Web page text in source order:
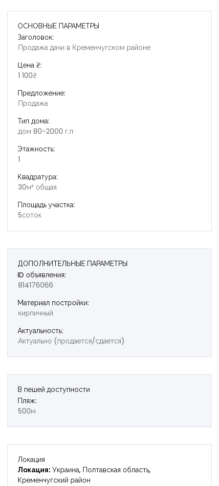
ОСНОВНЫЕ ПАРАМЕТРЫ
Заголовок:
Продажа дачи в Кременчугском районе
Цена ₴:
1 100₴
Предложение:
Продажа
Тип дома:
дом 80-2000 г.п
Этажность:
1
Квадратура:
30м² общая
Площадь участка:
5соток
ДОПОЛНИТЕЛЬНЫЕ ПАРАМЕТРЫ
ID объявления:
814176066
Материал постройки:
кирпичный
Актуальность:
Актуально (продается/сдается)
В пешей доступности
Пляж:
500м
Локация
Локация: Украина, Полтавская область,
Кременчугский район
Запомнить